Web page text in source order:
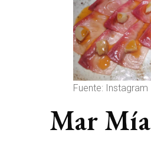
Fuente: Instagram
Mar Mía